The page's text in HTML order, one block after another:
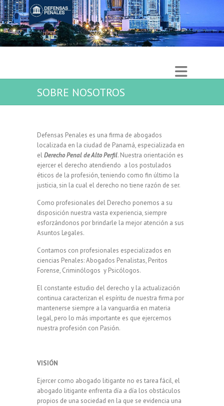
SOBRE NOSOTROS
Defensas Penales es una firma de abogados
localizada en la ciudad de Panamá, especializada en
elDerecho Penal de Alto Perfil. Nuestra orientación es
ejercer el derecho atendiendo a los postulados
éticos de la profesión, teniendo como fin último la
justicia, sin la cual el derecho no tiene razón de ser.
Como profesionales del Derecho ponemos a su
disposición nuestra vasta experiencia, siempre
esforzándonos por brindarle la mejor atención a sus
Asuntos Legales.
Contamos con profesionales especializados en
ciencias Penales: Abogados Penalistas, Peritos
Forense, Criminólogos y Psicólogos.
El constante estudio del derecho y la actualización
continua caracterizan el espíritu de nuestra firma por
mantenerse siempre a la vanguardia en materia
legal, pero lo más importante es que ejercemos
nuestra profesión con Pasión.
VISIÓN
Ejercer como abogado litigante no es tarea fácil, el
abogado litigante enfrenta día a día los obstáculos
propios de una sociedad en la que se evidencia una